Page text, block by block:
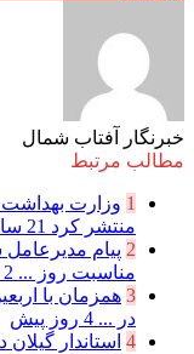
خبرنگار آفتاب شمال
مطالب مرتبط
1
منتشر کرد 21 ساعت پیش
2 پیام
مناسبت روز ... 2 روز پیش
3 همزمان با
در ... 4 روز پیش
4 استاندار